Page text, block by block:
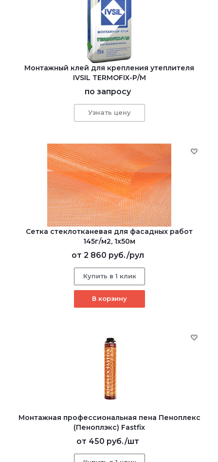
Монтажный клей для крепления утеплителя
IVSIL TERMOFIX-Р/М
по запросу
Узнать цену
Сетка стеклотканевая для фасадных работ
145г/м2, 1х50м
от 2 860 руб./рул
Купить в 1 клик
В корзину
Монтажная профессиональная пена Пеноплекс
(Пеноплэкс) Fastfix
от 450 руб./шт